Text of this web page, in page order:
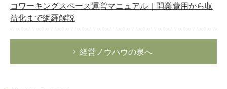
コワーキングスペース運営マニュアル｜開業費用から収
益化まで網羅解説
経営ノウハウの泉へ